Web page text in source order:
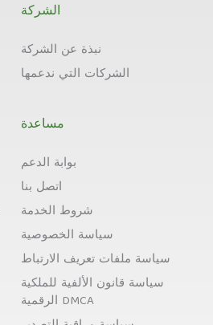
الشركة
نبذة عن الشركة
الشركات التي ندعمها
مساعدة
بوابة الدعم
اتصل بنا
شروط الخدمة
سياسة الخصوصية
سياسة ملفات تعريف الارتباط
سياسة قانون الألفية للملكية
الرقمية DMCA